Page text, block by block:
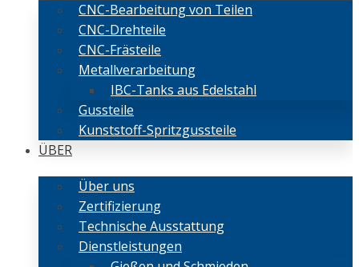
CNC-Bearbeitung von Teilen
CNC-Drehteile
CNC-Frästeile
Metallverarbeitung
IBC-Tanks aus Edelstahl
Gussteile
Kunststoff-Spritzgussteile
ÜBER
Über uns
Zertifizierung
Technische Ausstattung
Dienstleistungen